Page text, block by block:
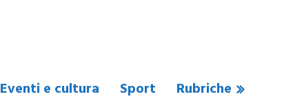
Eventi e cultura Sport Rubriche